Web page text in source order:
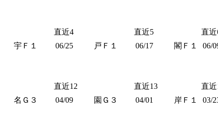
直近4 直近5 直近
宇Ｆ１ 06/25 戸Ｆ１ 06/17 閣Ｆ１ 06/
直近12 直近13 直近
名Ｇ３ 04/09 園Ｇ３ 04/01 岸Ｆ１ 03/